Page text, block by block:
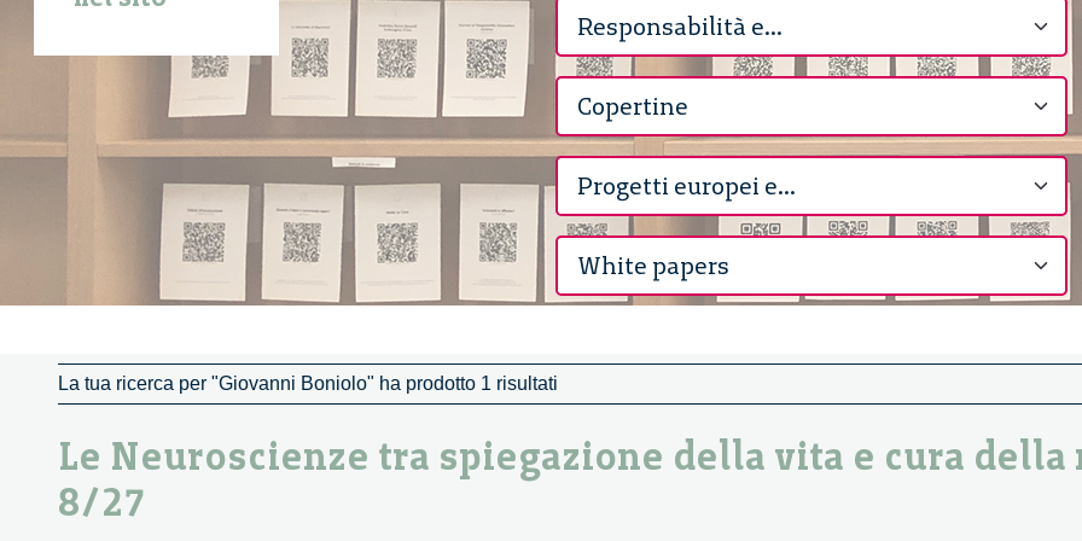
La tua ricerca per "Giovanni Boniolo" ha prodotto 1 risultati
Le Neuroscienze tra spiegazione della vita e cura della
8/27